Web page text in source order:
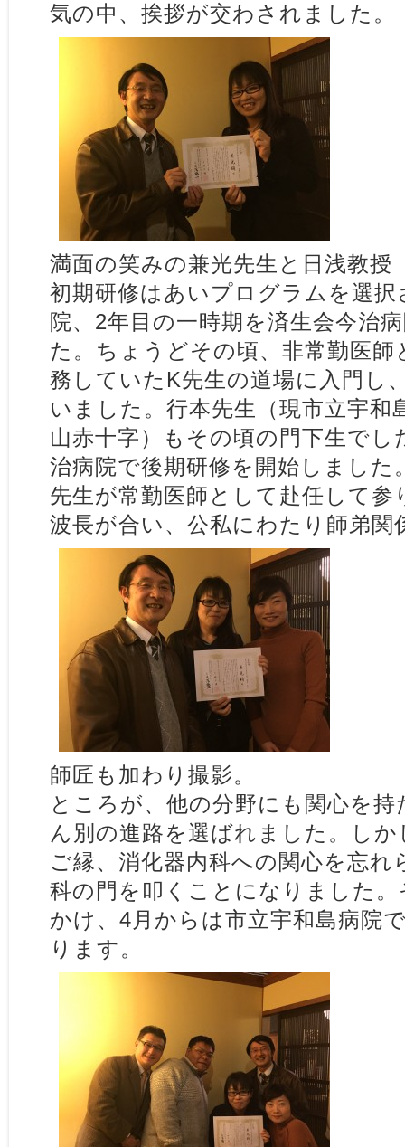
気の中、挨拶が交わされました。
満面の笑みの兼光先生と日浅教授
初期研修はあいプログラムを選択
院、2年目の一時期を済生会今治
た。ちょうどその頃、非常勤医師
務していたK先生の道場に入門し
いました。行本先生（現市立宇和
山赤十字）もその頃の門下生で
治病院で後期研修を開始しまし
先生が常勤医師として赴任して
波長が合い、公私にわたり師弟
師匠も加わり撮影。
ところが、他の分野にも関心を
ん別の進路を選ばれました。し
ご縁、消化器内科への関心を忘れ
科の門を叩くことになりました
かけ、4月からは市立宇和島病院
ります。